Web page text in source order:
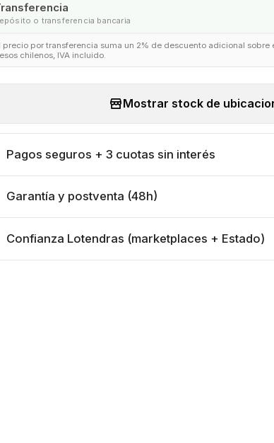
o transferencia bancaria
precio por transferencia suma un 2% de descuento adicional sobre
chilenos, IVA incluido.
Mostrar stock de
Pagos seguros + 3 cuotas sin interés
Garantía y postventa (48h)
Confianza Lotendras (marketplaces + Estado)